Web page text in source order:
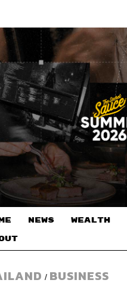
NEWS WEALTH
/ BUSINESS